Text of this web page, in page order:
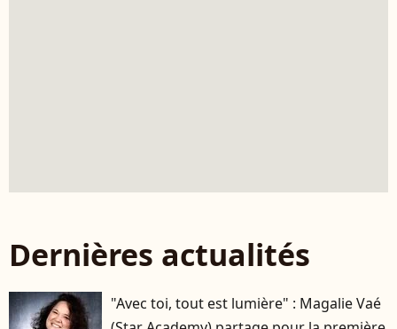
Dernières actualités
"Avec toi, tout est lumière" : Magalie Vaé